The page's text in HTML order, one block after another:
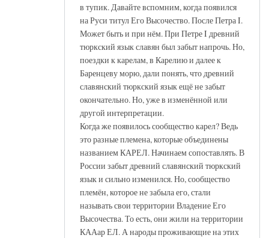
в тупик. Давайте вспомним, когда появился
на Руси титул Его Высочество. После Петра I.
Может быть и при нём. При Петре I древний
тюркский язык славян был забыт напрочь. Но,
поездки к карелам, в Карелию и далее к
Баренцеву морю, дали понять, что древний
славянский тюркский язык ещё не забыт
окончательно. Но, уже в изменённой или
другой интерпретации.
Когда же появилось сообщество карел? Ведь
это разные племена, которые объединены
названием КАРЕЛ. Начинаем сопоставлять. В
России забыт древний славянский тюркский
язык и сильно изменился. Но, сообщество
племён, которое не забыла его, стали
называть свои территории Владение Его
Высочества. То есть, они жили на территории
КААар ЕЛ. А народы проживающие на этих